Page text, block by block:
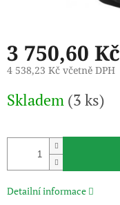
3 750,60 Kč
4 538,23 Kč včetně DPH
cena:
Skladem (3 ks)
Detailní informace